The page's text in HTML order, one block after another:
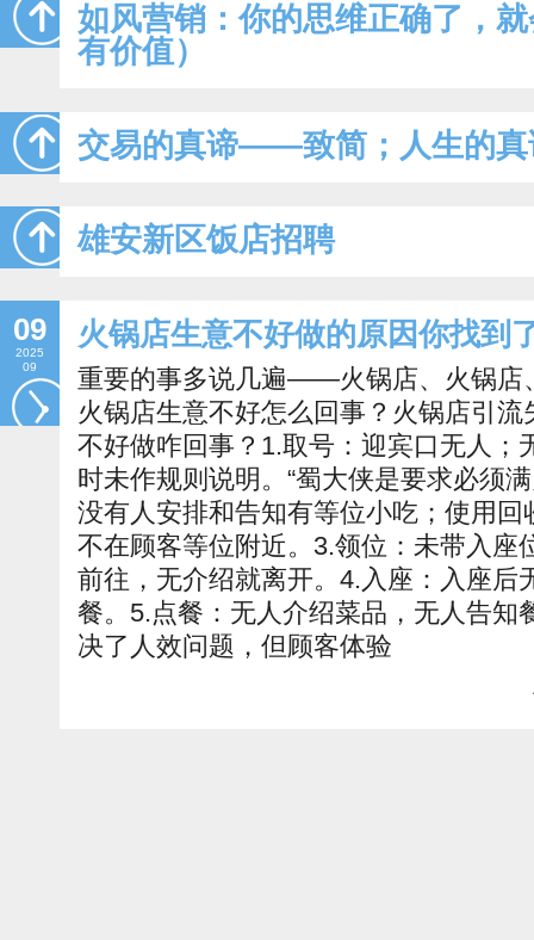
如风营销：你的思维正确了，
有价值）
交易的真谛——致简；人生的
雄安新区饭店招聘
09
2025
09
火锅店生意不好做的原因你找到
重要的事多说几遍——火锅店、火锅店
火锅店生意不好怎么回事？火锅店引
不好做咋回事？1.取号：迎宾口无人；
时未作规则说明。“蜀大侠是要求必须
没有人安排和告知有等位小吃；使用
不在顾客等位附近。3.领位：未带入座
前往，无介绍就离开。4.入座：入座后
餐。5.点餐：无人介绍菜品，无人告知
决了人效问题，但顾客体验